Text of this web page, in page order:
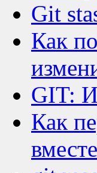
Git
Как
GIT:
Как